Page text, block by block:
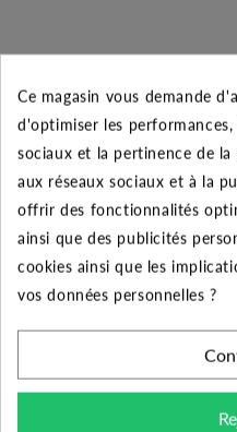
DESCRIPTION DU
Le produit :
- Découvrez la buse N°
impact MAXI BIRD de la
asperseur en plastique
les particuliers. Réglable
choisissez le secteur qui
encore plein cercle. Sa
mètres fait de cette
Ce magasin vous demande
d'optimiser les
sociaux et la pertinence de
aux réseaux sociaux et à la
offrir des fonctionnalités
ainsi que des publicités
cookies ainsi que les
vos données personnelles ?